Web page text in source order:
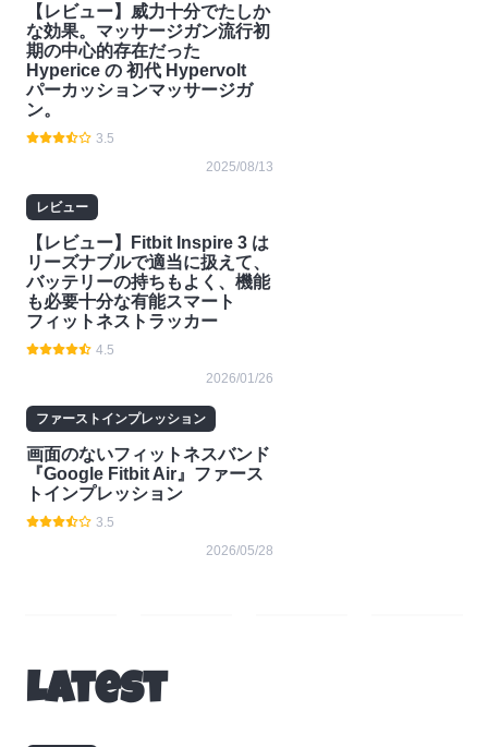
【レビュー】威力十分でたしか
な効果。マッサージガン流行初
期の中心的存在だった
Hyperice の 初代 Hypervolt
パーカッションマッサージガ
ン。
3.5
2025/08/13
レビュー
【レビュー】Fitbit Inspire 3 は
リーズナブルで適当に扱えて、
バッテリーの持ちもよく、機能
も必要十分な有能スマート
フィットネストラッカー
4.5
2026/01/26
ファーストインプレッション
画面のないフィットネスバンド
『Google Fitbit Air』ファース
トインプレッション
3.5
2026/05/28
ビュ
ー
Latest